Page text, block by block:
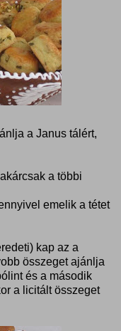
a Janus tálért,
a többi
emelik a tétet
kap az a
összeget ajánlja
és a második
a licitált összeget